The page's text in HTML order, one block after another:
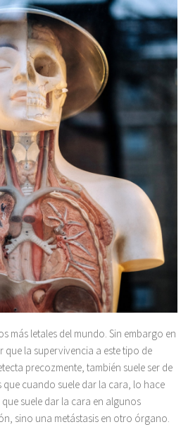
más letales del mundo. Sin embargo en
que la supervivencia a este tipo de
precozmente, también suele ser de
que cuando suele dar la cara, lo hace
suele dar la cara en algunos
sino una metástasis en otro órgano.